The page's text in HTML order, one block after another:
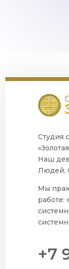
Студия
Наш
Людей,
Мы
работе:
+7